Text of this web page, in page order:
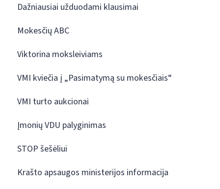
Dažniausiai užduodami klausimai
Mokesčių ABC
Viktorina moksleiviams
VMI kviečia į „Pasimatymą su mokesčiais“
VMI turto aukcionai
Įmonių VDU palyginimas
STOP šešėliui
Krašto apsaugos ministerijos informacija